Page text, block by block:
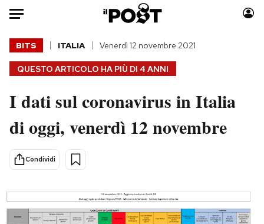
Auto
HOME
Italia
Politica
Tecnologia
Internet
Cultura
Economia
Moda
Consumismi
Europa
Altrecose
QUESTO ARTICOLO HA PIÙ DI 4 ANNI
BITS ITALIA Venerdì 12 novembre 2021
I dati sul coronavirus in Italia
di oggi, venerdì 12 novembre
Condividi